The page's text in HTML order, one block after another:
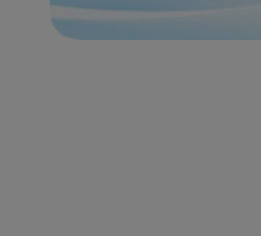
(új oldalon nyílik meg)